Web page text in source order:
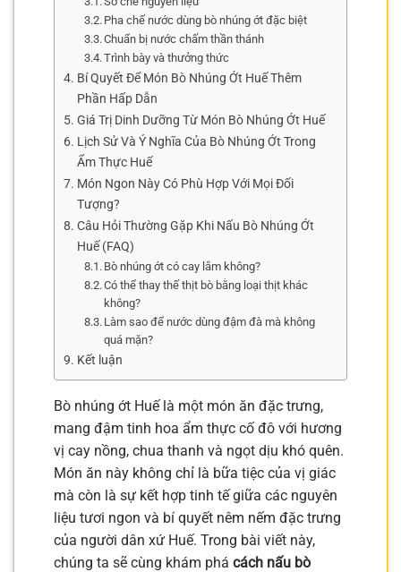
Pha chế nước dùng bò nhúng ớt đặc biệt
Chuẩn bị nước chấm thần thánh
Trình bày và thưởng thức
Bí Quyết Để Món Bò Nhúng Ớt Huế Thêm
Phần Hấp Dẫn
Giá Trị Dinh Dưỡng Từ Món Bò Nhúng Ớt Huế
Lịch Sử Và Ý Nghĩa Của Bò Nhúng Ớt Trong
Ẩm Thực Huế
Món Ngon Này Có Phù Hợp Với Mọi Đối
Tượng?
Câu Hỏi Thường Gặp Khi Nấu Bò Nhúng Ớt
Huế (FAQ)
Bò nhúng ớt có cay lắm không?
Có thể thay thế thịt bò bằng loại thịt khác
không?
Làm sao để nước dùng đậm đà mà không
quá mặn?
Kết luận
Bò nhúng ớt Huế là một món ăn đặc trưng,
mang đậm tinh hoa ẩm thực cố đô với hương
vị cay nồng, chua thanh và ngọt dịu khó quên.
Món ăn này không chỉ là bữa tiệc của vị giác
mà còn là sự kết hợp tinh tế giữa các nguyên
liệu tươi ngon và bí quyết nêm nếm đặc trưng
của người dân xứ Huế. Trong bài viết này,
chúng ta sẽ cùng khám phá cách nấu bò